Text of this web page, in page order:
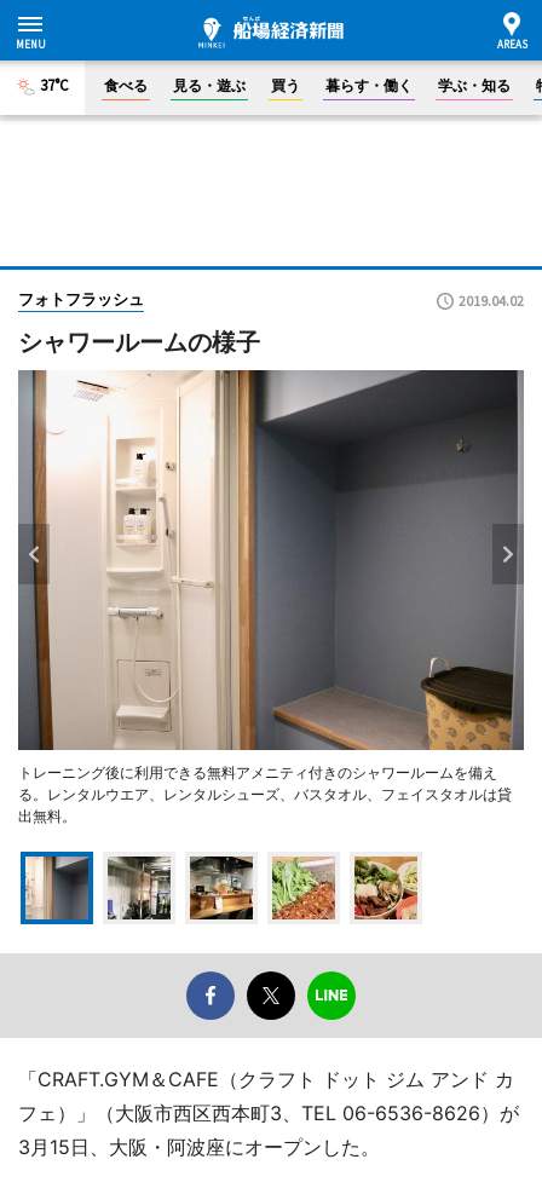
37°C 食べる 見る・遊ぶ 買う 暮らす・働く 学ぶ・知る
フォトフラッシュ 2019.04.02
シャワールームの様子
トレーニング後に利用できる無料アメニティ付きのシャワールームを備え
る。レンタルウエア、レンタルシューズ、バスタオル、フェイスタオルは貸
出無料。
「CRAFT.GYM＆CAFE（クラフト ドット ジム アンド カ
フェ）」（大阪市西区西本町3、TEL 06-6536-8626）が
3月15日、大阪・阿波座にオープンした。